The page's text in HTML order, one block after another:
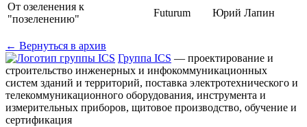
От озеленения к
"позеленению"
Futurum Юрий Лапин
← Вернуться в архив
Группа ICS — проектирование и
строительство инженерных и инфокоммуникационных
систем зданий и территорий, поставка электротехнического и
телекоммуникационного оборудования, инструмента и
измерительных приборов, щитовое производство, обучение и
сертификация